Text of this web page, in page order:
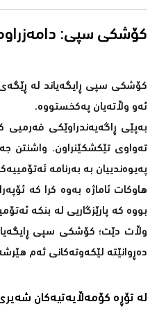
کۆشکی سپی: دامەزراوە
کۆشکی سپی ڕایگەیاند لە ڕێگەی
ئەو وڵاتەیان پەکخستووە.
بەپێی ڕاگەیەندراوێکی
تەواوی تێکشکێنراون. واشنتن
پەیوەندییان بە بەرنامە
هاوکات ئاماژە بەوە کرا کە
بووە کە پارێزگاریی لە بنکە
وڵات دێت؛ کۆشکی سپی
دەڕوانێتە لێکەوتەکانی ئەم
لە تۆڕە کۆمەڵایەتیەکان